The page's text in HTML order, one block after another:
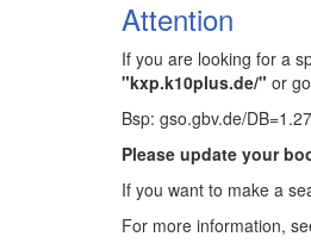
Attention
If you are looking for a
"kxp.k10plus.de/" or
Bsp: gso.gbv.de/
Please update your
If you want to make a
For more information,